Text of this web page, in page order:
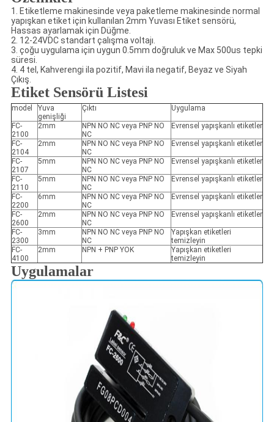
1. Etiketleme makinesinde veya paketleme makinesinde normal
yapışkan etiket için kullanılan 2mm Yuvası Etiket sensörü,
Hassas ayarlamak için Düğme.
2. 12-24VDC standart çalışma voltajı.
3. çoğu uygulama için uygun 0.5mm doğruluk ve Max 500us tepki
süresi.
4. 4 tel, Kahverengi ila pozitif, Mavi ila negatif, Beyaz ve Siyah
Çıkış.
Etiket Sensörü Listesi
model
Yuva
genişliği
Çıktı Uygulama
FC-
2100
2mm
NPN NO NC veya PNP NO
NC
Evrensel yapışkanlı etiketler
FC-
2104
2mm
NPN NO NC veya PNP NO
NC
Evrensel yapışkanlı etiketler
FC-
2107
5mm
NPN NO NC veya PNP NO
NC
Evrensel yapışkanlı etiketler
FC-
2110
5mm
NPN NO NC veya PNP NO
NC
Evrensel yapışkanlı etiketler
FC-
2200
6mm
NPN NO NC veya PNP NO
NC
Evrensel yapışkanlı etiketler
FC-
2600
2mm
NPN NO NC veya PNP NO
NC
Evrensel yapışkanlı etiketler
FC-
2300
3mm
NPN NO NC veya PNP NO
NC
Yapışkan etiketleri
temizleyin
FC-
4100
2mm NPN + PNP YOK
Yapışkan etiketleri
temizleyin
Uygulamalar